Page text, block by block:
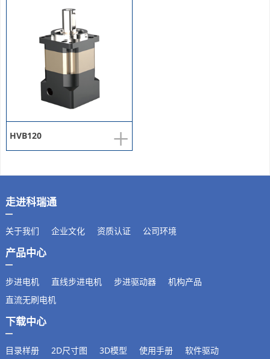
+
HVB120
走进科瑞通
关于我们 企业文化 资质认证 公司环境
产品中心
步进电机 直线步进电机 步进驱动器
机构产品
直流无刷电机
下载中心
目录样册 2D尺寸图 3D模型 使用手册 软件驱动